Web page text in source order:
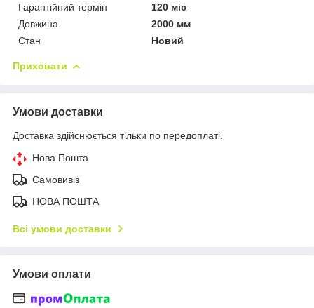
Гарантійний термін
120 міс
Довжина
2000 мм
Стан
Новий
Приховати
Умови доставки
Доставка здійснюється тільки по передоплаті.
Нова Пошта
Самовивіз
НОВА ПОШТА
Всі умови доставки
Умови оплати